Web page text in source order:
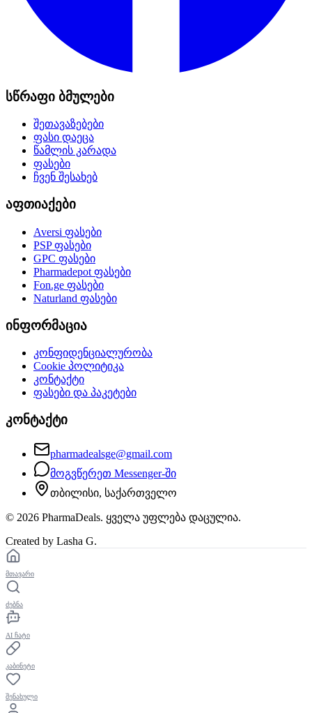
სწრაფი ბმულები
შეთავაზებები
ფასი დაეცა
წამლის კარადა
ფასები
ჩვენ შესახებ
აფთიაქები
Aversi ფასები
PSPფასები
GPC ფასები
Pharmadepot ფასები
Fon.ge ფასები
Naturland ფასები
ინფორმაცია
კონფიდენციალურობა
Cookie პოლიტიკა
კონტაქტი
ფასები და პაკეტები
კონტაქტი
pharmadealsge@gmail.com
მოგვწერეთ Messenger-ში
თბილისი, საქართველო
© 2026 PharmaDeals. ყველა უფლება დაცულია.
Created by Lasha G.
მთავარი
ძებნა
AI ჩატი
კაბინეტი
შენახული